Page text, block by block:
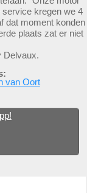
kregen we 4
dat moment konden
plaats zat er niet
Delvaux.
van Oort